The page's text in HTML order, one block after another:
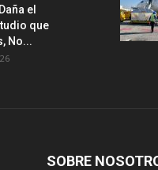
el
que
No...
SOBRE